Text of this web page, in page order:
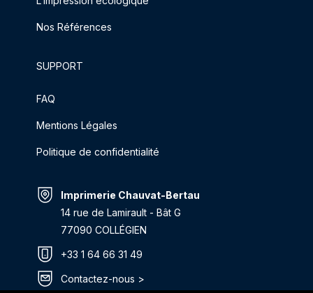
Nos Références
SUPPORT
FAQ
Mentions Légales
Politique de confidentialité
Imprimerie Chauvat-Bertau
14 rue de Lamirault - Bât G
77090 COLLÉGIEN
+33 1 64 66 31 49
Contactez-nous >